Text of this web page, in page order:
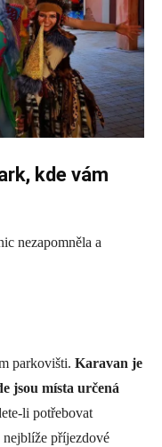
kde vám
nezapomněla a
parkovišti. Karavan je
jsou místa určená
li potřebovat
příjezdové